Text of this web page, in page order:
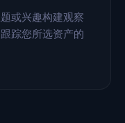
或兴趣构建观察
踪您所选资产的